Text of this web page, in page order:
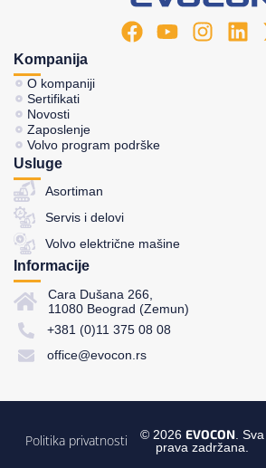
Kompanija
O kompaniji
Sertifikati
Novosti
Zaposlenje
Volvo program podrške
Usluge
Asortiman
Servis i delovi
Volvo električne mašine
Informacije
Cara Dušana 266,
11080 Beograd (Zemun)
+381 (0)11 375 08 08
office@evocon.rs
Politika privatnosti © 2026EVOCON. Sva
prava zadržana.